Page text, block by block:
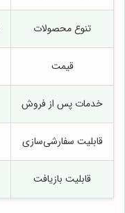
تنوع محصولات
قیمت
خدمات پس از فروش
قابلیت سفارشی‌سازی
قابلیت بازیافت